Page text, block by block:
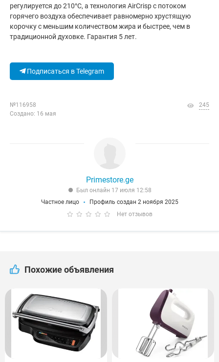
регулируется до 210°C, а технология AirCrisp с потоком
горячего воздуха обеспечивает равномерно хрустящую
корочку с меньшим количеством жира и быстрее, чем в
традиционной духовке. Гарантия 5 лет.
Подписаться в Telegram
№116958
Создано: 16 мая
245
Primestore.ge
Был онлайн 17 июля 12:58
Частное лицо
Профиль создан 2 ноября 2025
Нет отзывов
Похожие объявления